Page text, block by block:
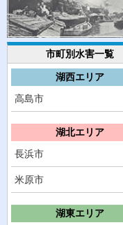
市町別水害一覧
湖西エリア
高島市
湖北エリア
長浜市
米原市
湖東エリア